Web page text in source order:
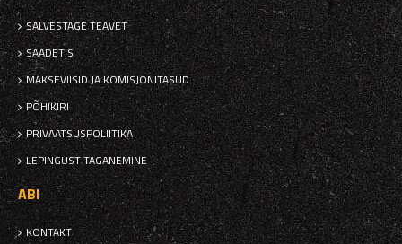
SALVESTAGE TEAVET
SAADETIS
MAKSEVIISID JA KOMISJONITASUD
PÕHIKIRI
PRIVAATSUSPOLIITIKA
LEPINGUST TAGANEMINE
ABI
KONTAKT